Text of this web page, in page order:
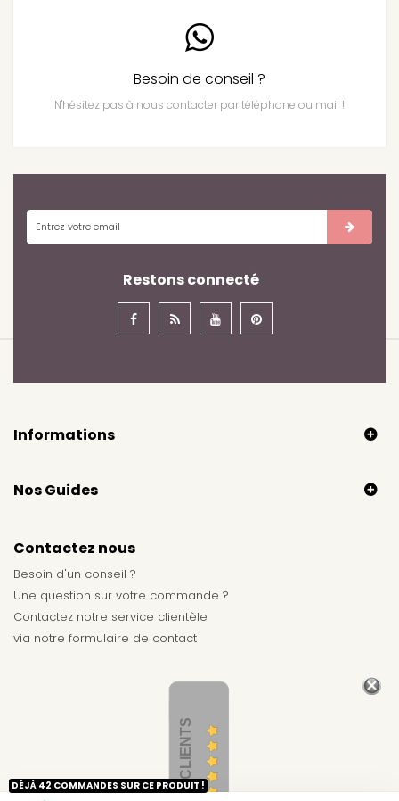
DÉJÀ 42 COMMANDES SUR CE PRODUIT !
Besoin de conseil ?
N'hésitez pas à nous contacter par téléphone ou mail !
Restons connecté
Informations
Nos Guides
Contactez nous
Besoin d'un conseil ?
Une question sur votre commande ?
Contactez notre service clientèle
via notre formulaire de contact
AVIS CLIENTS